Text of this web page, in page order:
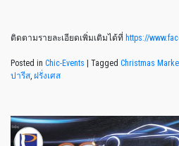
ติดตามรายละเอียดเพิ่มเติมได้ที่ https://
Posted in Chic-Events | Tagged Christmas
ปารีส ฝรั่งเศส